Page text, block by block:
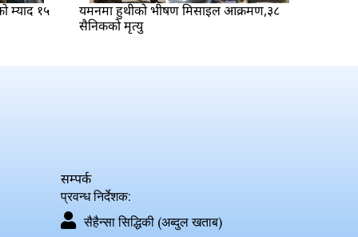
म्याद १५
यमनमा हुथीको भीषण मिसाइल आक्रमण,३८
सैनिकको मृत्यु
सम्पर्क
प्रवन्ध निर्देशक:
सैहैन्सा सिद्धिकी (अब्दुल खताब)